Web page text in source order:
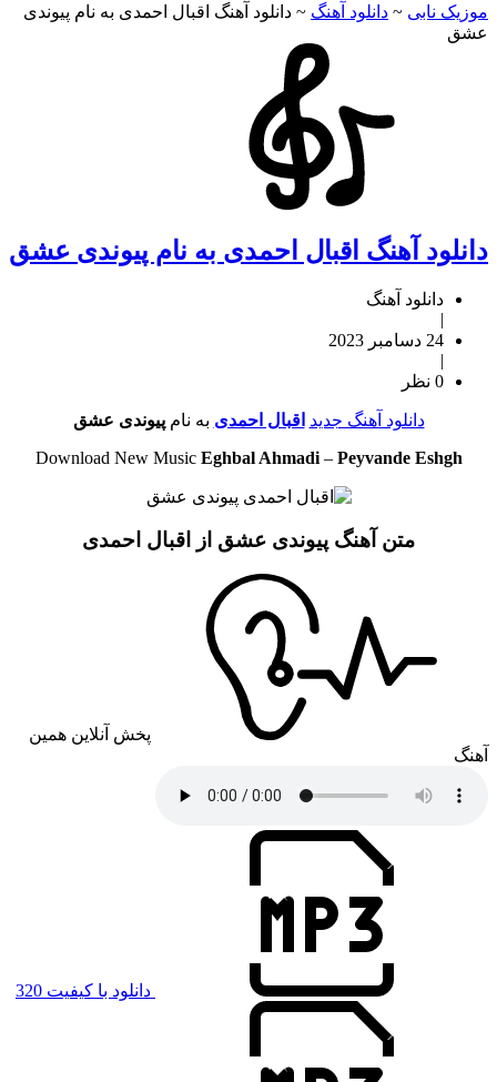
موزیک نابی ~ دانلود آهنگ ~ دانلود آهنگ اقبال احمدی به نام پیوندی
عشق
دانلود آهنگ اقبال احمدی به نام پیوندی عشق
دانلود آهنگ
|
24 دسامبر 2023
|
0 نظر
دانلود آهنگ جدید اقبال احمدی به نامپیوندی عشق
Download New Music Eghbal Ahmadi– Peyvande Eshgh
متن آهنگ پیوندی عشق از اقبال احمدی
پخش آنلاین همین
آهنگ
دانلود با کیفیت 320